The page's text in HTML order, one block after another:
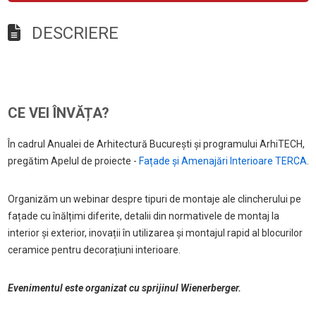
DESCRIERE
CE VEI ÎNVĂȚA?
În cadrul Anualei de Arhitectură București și programului ArhiTECH,
pregătim Apelul de proiecte - Fațade și Amenajări Interioare TERCA
Organizăm un webinar despre tipuri de montaje ale clincherului pe
fațade cu înălțimi diferite, detalii din normativele de montaj la
interior și exterior, inovații în utilizarea și montajul rapid al blocurilor
ceramice pentru decorațiuni interioare.
Evenimentul este organizat cu sprijinul Wienerberger.